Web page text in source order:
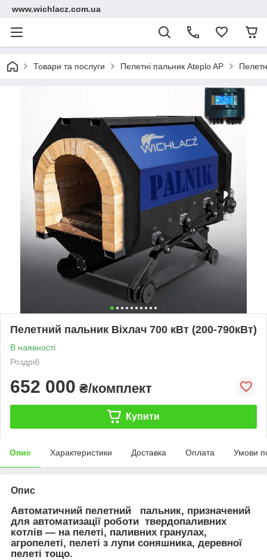
www.wichlacz.com.ua
Товари та послуги Пелетні пальник Ateplo AP
Пелетний пальник Віхлач 700 кВт (200-790кВт)
В наявності
Роздріб
652 000 ₴/комплект
Купити
Опис Характеристики Доставка Оплата Умови
Опис
Автоматичний пелетний пальник, призначений
для автоматизації роботи твердопаливних
котлів — на пелеті, паливних гранулах,
агропелеті, пелеті з лупи соняшника, деревної
пелеті тощо.